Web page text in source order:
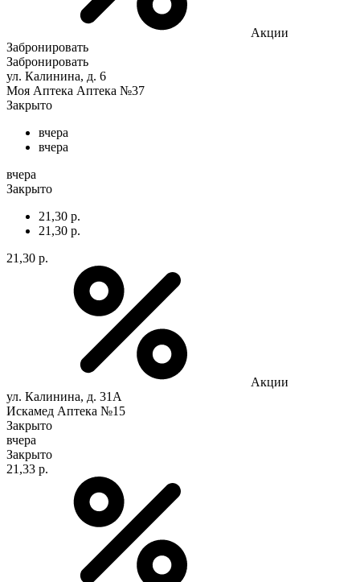
Акции
Забронировать
Забронировать
ул. Калинина, д. 6
Моя Аптека Аптека №37
Закрыто
вчера
вчера
вчера
Закрыто
21,30 р.
21,30 р.
21,30 р.
Акции
ул. Калинина, д. 31А
Искамед Аптека №15
Закрыто
вчера
Закрыто
21,33 р.